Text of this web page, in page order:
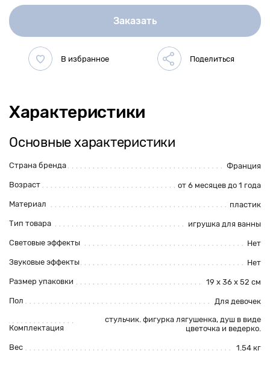
Заказать
Характеристики
Основные характеристики
Страна бренда Франция
Возраст от 6 месяцев до 1 года
Материал пластик
Тип товара игрушка для ванны
Световые эффекты Нет
Звуковые эффекты Нет
Размер упаковки 19 x 36 x 52 см
Пол Для девочек
Комплектация
стульчик. фигурка лягушенка, душ в виде
цветочка и ведерко.
Вес 1.54 кг